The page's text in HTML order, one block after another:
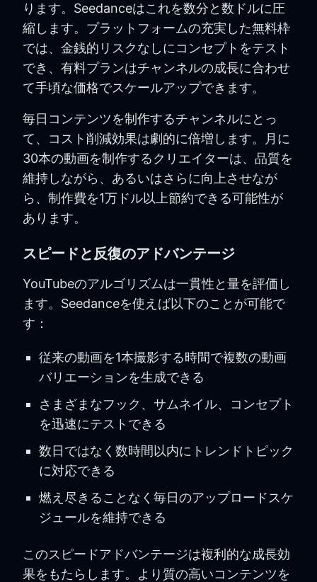
ります。Seedanceはこれを数分と数ドルに圧
縮します。プラットフォームの充実した無料枠
では、金銭的リスクなしにコンセプトをテスト
でき、有料プランはチャンネルの成長に合わせ
て手頃な価格でスケールアップできます。
毎日コンテンツを制作するチャンネルにとっ
て、コスト削減効果は劇的に倍増します。月に
30本の動画を制作するクリエイターは、品質を
維持しながら、あるいはさらに向上させなが
ら、制作費を1万ドル以上節約できる可能性が
あります。
スピードと反復のアドバンテージ
YouTubeのアルゴリズムは一貫性と量を評価し
ます。Seedanceを使えば以下のことが可能で
す：
従来の動画を1本撮影する時間で複数の動画
バリエーションを生成できる
さまざまなフック、サムネイル、コンセプト
を迅速にテストできる
数日ではなく数時間以内にトレンドトピック
に対応できる
燃え尽きることなく毎日のアップロードスケ
ジュールを維持できる
このスピードアドバンテージは複利的な成長効
果をもたらします。より質の高いコンテンツを